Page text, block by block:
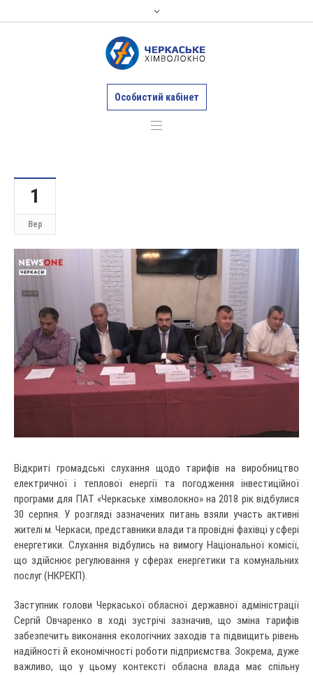
Особистий кабінет
1
Вер
Відкриті громадські слухання щодо тарифів на виробництво
електричної і теплової енергії та погодження інвестиційної
програми для ПАТ «Черкаське хімволокно» на 2018 рік відбулися
30 серпня. У розгляді зазначених питань взяли участь активні
жителі м. Черкаси, представники влади та провідні фахівці у сфері
енергетики. Слухання відбулись на вимогу Національної комісії,
що здійснює регулювання у сферах енергетики та комунальних
послуг (НКРЕКП).
Заступник голови Черкаської обласної державної адміністрації
Сергій Овчаренко в ході зустрічі зазначив, що зміна тарифів
забезпечить виконання екологічних заходів та підвищить рівень
надійності й економічності роботи підприємства. Зокрема, дуже
важливо, що у цьому контексті обласна влада має спільну